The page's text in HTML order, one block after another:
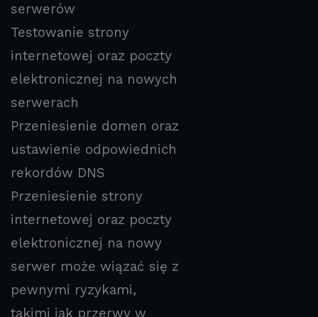
serwerów
Testowanie strony
internetowej oraz poczty
elektronicznej na nowych
serwerach
Przeniesienie domen oraz
ustawienie odpowiednich
rekordów DNS
Przeniesienie strony
internetowej oraz poczty
elektronicznej na nowy
serwer może wiązać się z
pewnymi ryzykami,
takimi jak przerwy w